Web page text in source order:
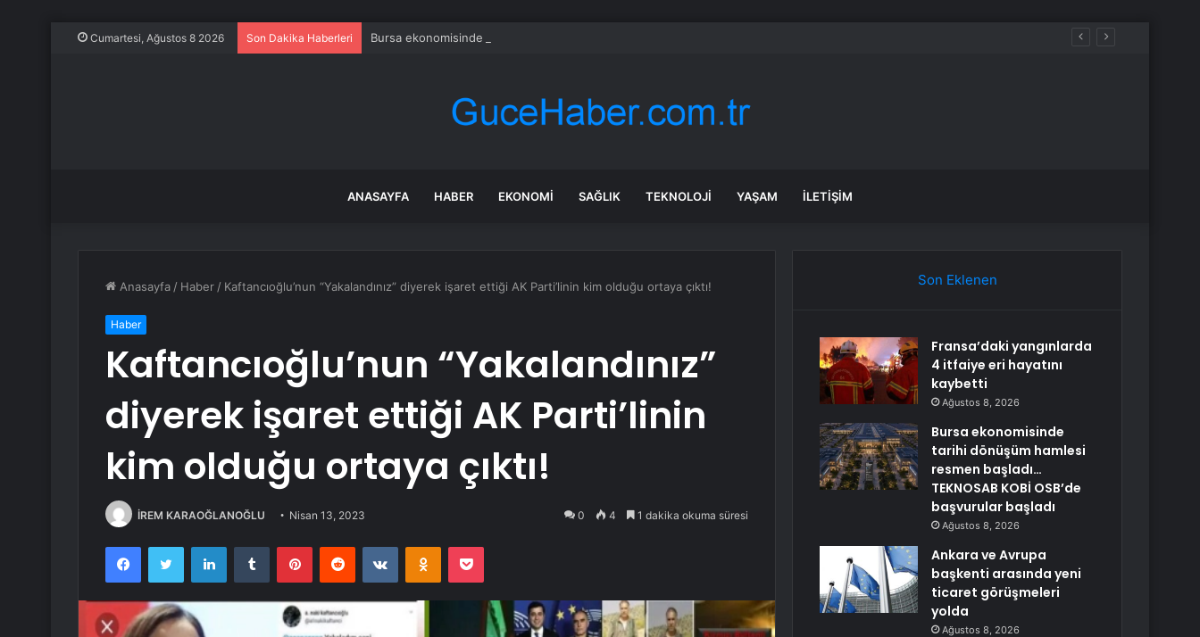
Cumartesi, Ağustos 8 2026 Son Dakika Haberleri Bursa ekonomisinde tarihi dönüşüm hamlesi resmen başladı… TEKNOSAB KOBİ OSB’de başvurular başladı
ANASAYFA HABER EKONOMI SAĞLIK TEKNOLOJI YAŞAM İLETIŞIM
Anasayfa / Haber / Kaftancıoğlu’nun “Yakalandınız” diyerek işaret ettiği AK Parti’linin kim olduğu ortaya çıktı!
Haber
Kaftancıoğlu’nun “Yakalandınız”
diyerek işaret ettiği AK Parti’linin
kim olduğu ortaya çıktı!
İREM KARAOĞLANOĞLU Nisan 13, 2023 0 4 1 dakika okuma süresi
FacebookTwitter LinkedInTumblr PinterestReddit VKontakteOdnoklassniki
Pocket
Son Eklenen
Fransa’daki yangınlarda
4 itfaiye eri hayatını
kaybetti
Ağustos 8, 2026
Bursa ekonomisinde
tarihi dönüşüm hamlesi
resmen başladı…
TEKNOSAB KOBİ OSB’de
başvurular başladı
Ağustos 8, 2026
Ankara ve Avrupa
başkenti arasında yeni
ticaret görüşmeleri
yolda
Ağustos 8, 2026